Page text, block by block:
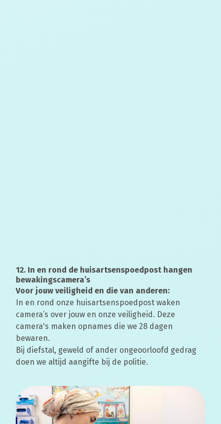
12. In en rond de huisartsenspoedpost hangen
bewakingscamera’s
Voor jouw veiligheid en die van anderen:
In en rond onze huisartsenspoedpost waken
camera’s over jouw en onze veiligheid. Deze
camera's maken opnames die we 28 dagen
bewaren.
Bij diefstal, geweld of ander ongeoorloofd gedrag
doen we altijd aangifte bij de politie.